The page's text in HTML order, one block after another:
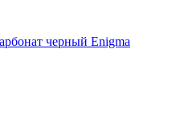
черный Enigma